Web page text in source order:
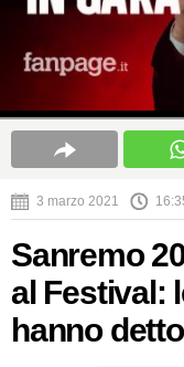
3 marzo 2021
Sanremo
al Festival:
hanno